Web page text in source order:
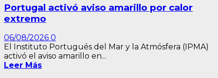
Portugal activó aviso amarillo por calor
extremo
06/08/2026 0
El Instituto Portugués del Mar y la Atmósfera (IPMA)
activó el aviso amarillo en...
Leer Más